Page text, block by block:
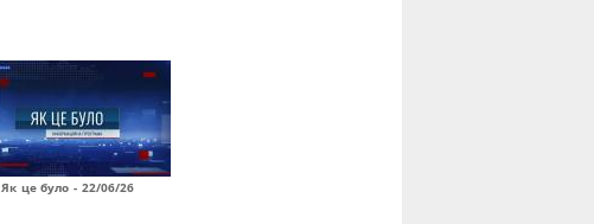
Як це було - 22/06/26